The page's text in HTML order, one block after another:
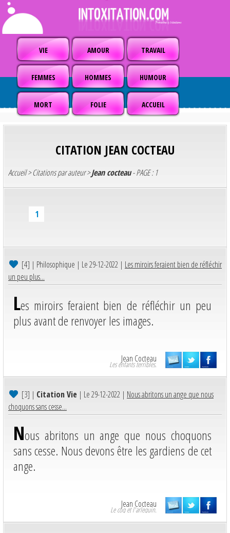
VIE AMOUR TRAVAIL
FEMMES HOMMES HUMOUR
MORT FOLIE ACCUEIL
CITATION JEAN COCTEAU
Accueil>Citations par auteur>Jean cocteau- PAGE : 1
1
[4] | Philosophique | Le 29-12-2022 | Les miroirs feraient bien de réfléchir
un peu plus...
Les miroirs feraient bien de réfléchir un peu
plus avant de renvoyer les images.
Jean Cocteau
Les enfants terribles.
[3] | Citation Vie | Le 29-12-2022 | Nous abritons un ange que nous
choquons sans cesse...
Nous abritons un ange que nous choquons
sans cesse. Nous devons être les gardiens de cet
ange.
Jean Cocteau
Le coq et l'arlequin.